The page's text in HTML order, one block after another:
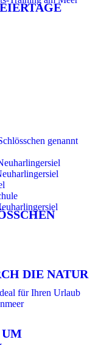
genannt
DIE NATUR
für Ihren Urlaub
UM